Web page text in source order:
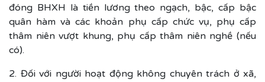
đóng BHXH là tiền lương theo ngạch, bậc, cấp bậc
quân hàm và các khoản phụ cấp chức vụ, phụ cấp
thâm niên vượt khung, phụ cấp thâm niên nghề (nếu
có).
2. Đối với người hoạt động không chuyên trách ở xã,